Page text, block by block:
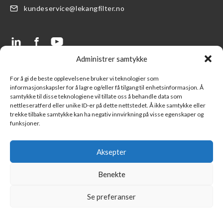
Administrer samtykke
For å gi de beste opplevelsene bruker vi teknologier som
informasjonskapsler for å lagre og/eller få tilgang til enhetsinformasjon. Å
samtykke til disse teknologiene vil tillate oss å behandle data som
nettleseratferd eller unike ID-er på dette nettstedet. Å ikke samtykke eller
trekke tilbake samtykke kan ha negativ innvirkning på visse egenskaper og
funksjoner.
Aksepter
Benekte
Se preferanser
kundeservice@lekangfilter.no
Produkter
Finn en forhandler
Logg inn LFS kundeportal
Part of Lekang Group
FAQ- Ofte stilte spørsmål
Kontakt oss
Salgsbetingelser